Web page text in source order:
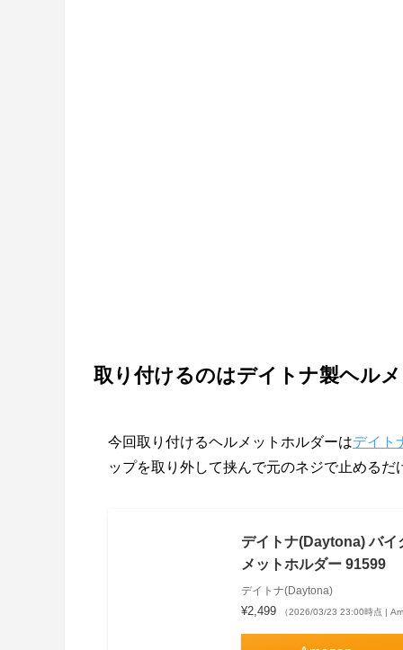
取り付けるのはデイトナ製ヘル
今回取り付けるヘルメットホルダーはデイト
ップを取り外して挟んで元のネジで止めるだ
デイトナ(Daytona) バイ
メットホルダー 91599
デイトナ(Daytona)
¥2,499 （2026/03/23 23:00時点 |